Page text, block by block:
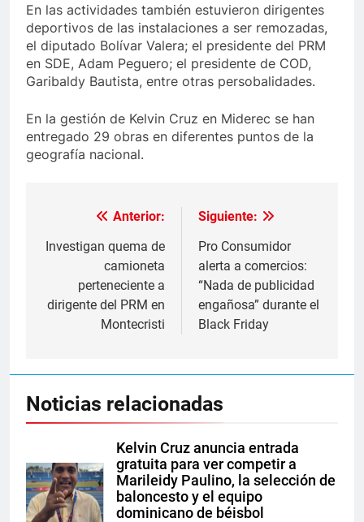
En las actividades también estuvieron dirigentes
deportivos de las instalaciones a ser remozadas,
el diputado Bolívar Valera; el presidente del PRM
en SDE, Adam Peguero; el presidente de COD,
Garibaldy Bautista, entre otras persobalidades.
En la gestión de Kelvin Cruz en Miderec se han
entregado 29 obras en diferentes puntos de la
geografía nacional.
Navegación
de
entradas
Anterior:
Investigan quema de
camioneta
perteneciente a
dirigente del PRM en
Montecristi
Siguiente:
Pro Consumidor
alerta a comercios:
“Nada de publicidad
engañosa” durante el
Black Friday
Noticias relacionadas
Kelvin Cruz anuncia entrada
gratuita para ver competir a
Marileidy Paulino, la selección de
baloncesto y el equipo
dominicano de béisbol